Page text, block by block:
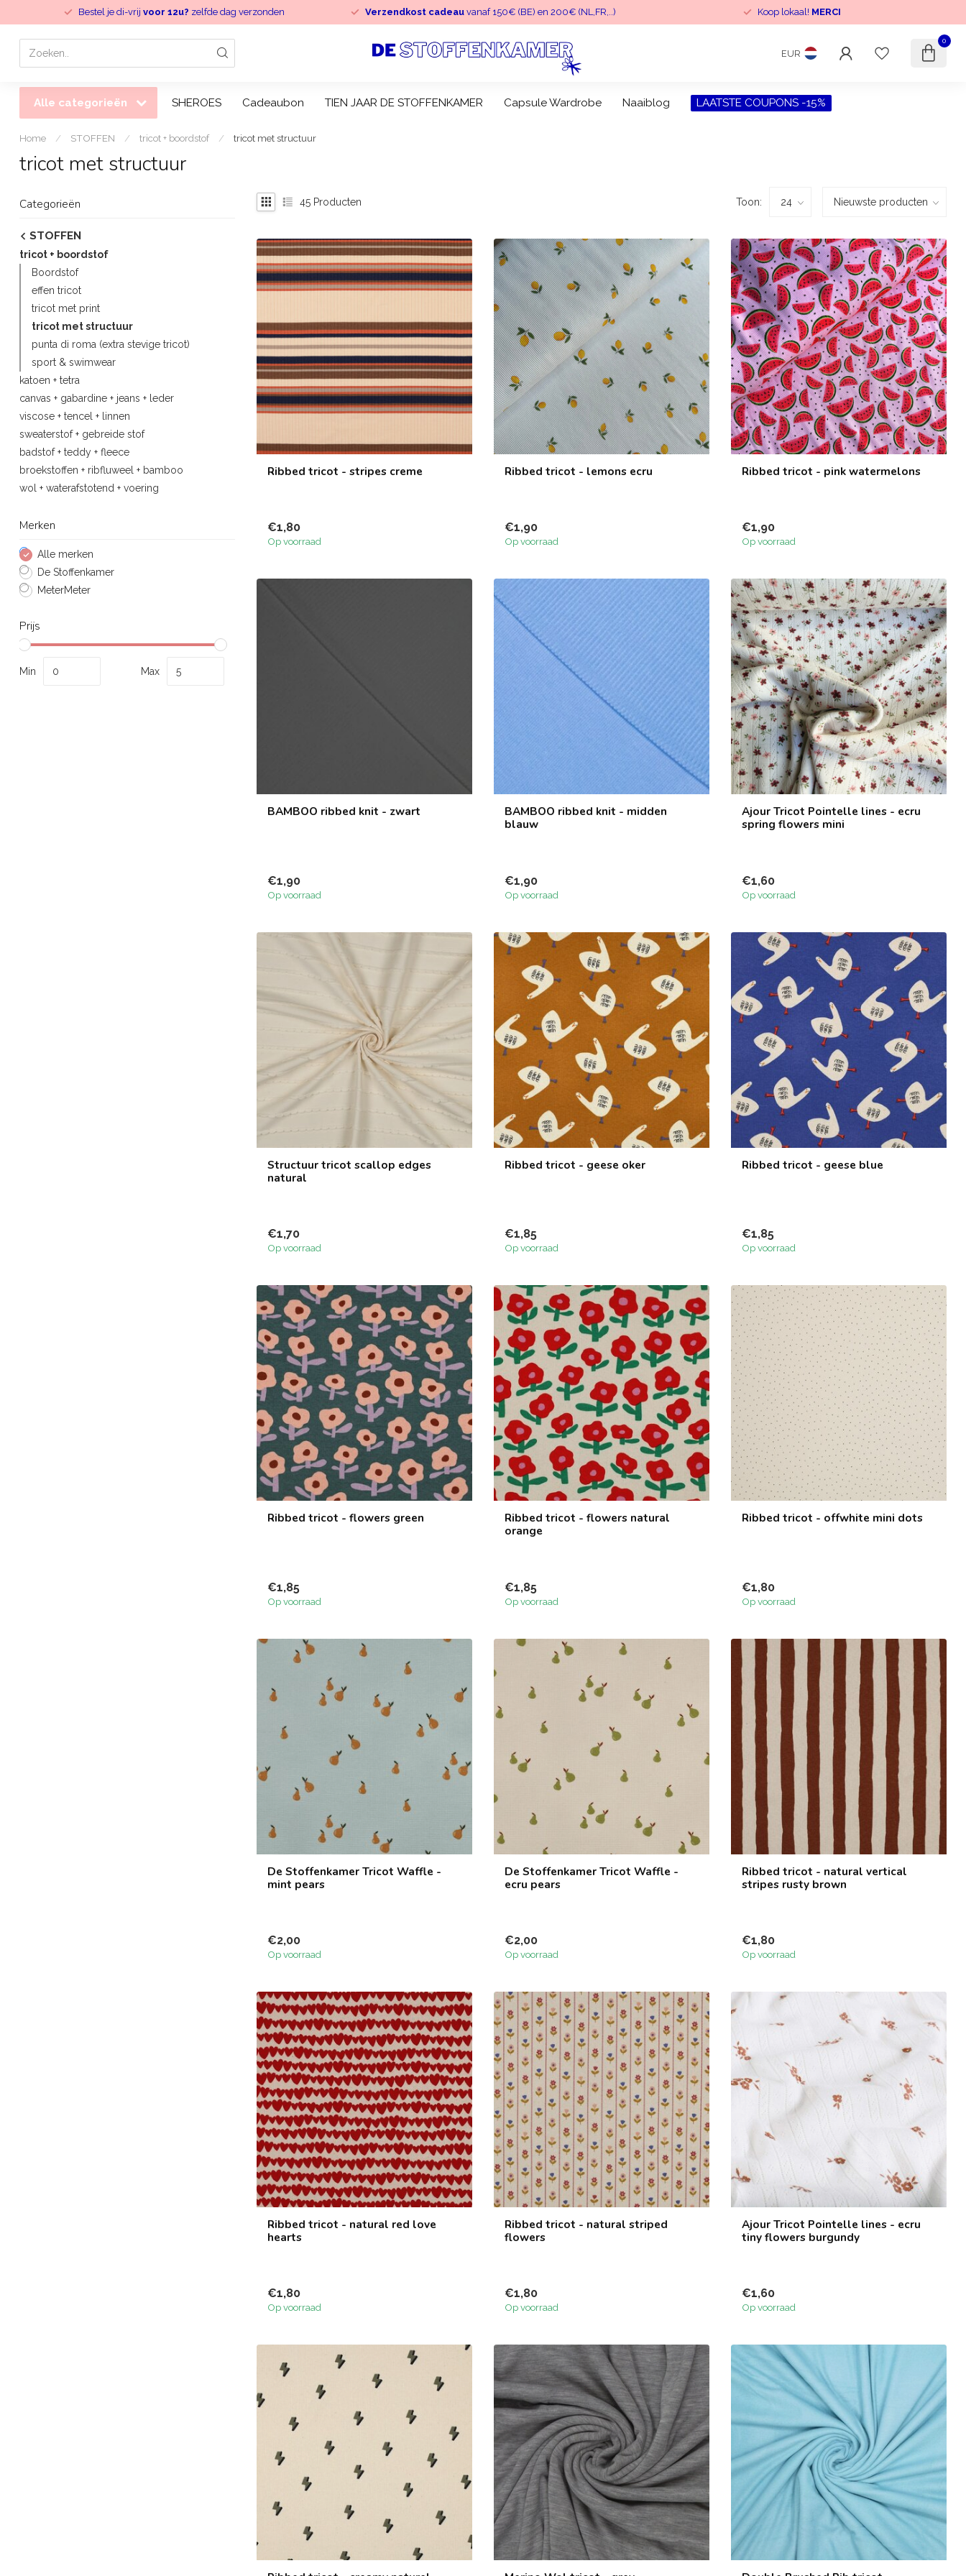
Wij knippenper 10cm Bestel je di-vrijvoor 12u?zelfde dag verzonden Verzendkost cadeauvanaf 150€ (BE) en 200€ (NL,FR,..)
EUR
0
Alle categorieën SHEROES Cadeaubon TIEN JAAR DE STOFFENKAMER Capsule Wardrobe Naaiblog LAATSTE COUPONS -15%
Home / STOFFEN / tricot + boordstof / tricot met structuur
tricot met structuur
Categorieën
STOFFEN
tricot + boordstof
Boordstof
effen tricot
tricot met print
tricot met structuur
punta di roma (extra stevige tricot)
sport & swimwear
katoen + tetra
canvas + gabardine + jeans + leder
viscose + tencel + linnen
sweaterstof + gebreide stof
badstof + teddy + fleece
broekstoffen + ribfluweel + bamboo
wol + waterafstotend + voering
Merken
Alle merken
De Stoffenkamer
MeterMeter
Prijs
Min Max
45 Producten Toon:
Ribbed tricot - stripes creme
€1,80
Op voorraad
Ribbed tricot - lemons ecru
€1,90
Op voorraad
Ribbed tricot - pink watermelons
€1,90
Op voorraad
BAMBOO ribbed knit - zwart
€1,90
Op voorraad
BAMBOO ribbed knit - midden
blauw
€1,90
Op voorraad
Ajour Tricot Pointelle lines - ecru
spring flowers mini
€1,60
Op voorraad
Structuur tricot scallop edges
natural
€1,70
Op voorraad
Ribbed tricot - geese oker
€1,85
Op voorraad
Ribbed tricot - geese blue
€1,85
Op voorraad
Ribbed tricot - flowers green
€1,85
Op voorraad
Ribbed tricot - flowers natural
orange
€1,85
Op voorraad
Ribbed tricot - offwhite mini dots
€1,80
Op voorraad
De Stoffenkamer Tricot Waffle -
mint pears
€2,00
Op voorraad
De Stoffenkamer Tricot Waffle -
ecru pears
€2,00
Op voorraad
Ribbed tricot - natural vertical
stripes rusty brown
€1,80
Op voorraad
Ribbed tricot - natural red love
hearts
€1,80
Op voorraad
Ribbed tricot - natural striped
flowers
€1,80
Op voorraad
Ajour Tricot Pointelle lines - ecru
tiny flowers burgundy
€1,60
Op voorraad